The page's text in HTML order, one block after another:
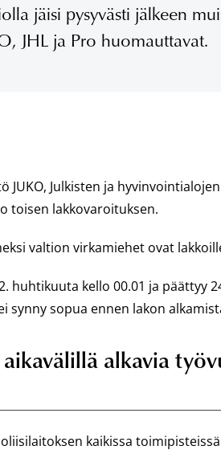
jäisi pysyvästi jälkeen
JHL ja Pro huomauttavat.
Julkisten ja
toisen lakkovaroituksen.
valtion virkamiehet ovat
huhtikuuta kello 00.01 ja päättyy
synny sopua ennen lakon
alkavia
kaikissa